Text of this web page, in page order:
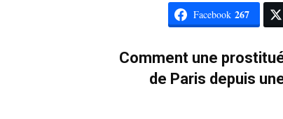
Facebook 267
Comment une
de Paris depuis